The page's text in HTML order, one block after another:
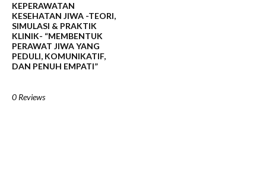
KEPERAWATAN
KESEHATAN JIWA -TEORI,
SIMULASI & PRAKTIK
KLINIK- “MEMBENTUK
PERAWAT JIWA YANG
PEDULI, KOMUNIKATIF,
DAN PENUH EMPATI”
0 Reviews